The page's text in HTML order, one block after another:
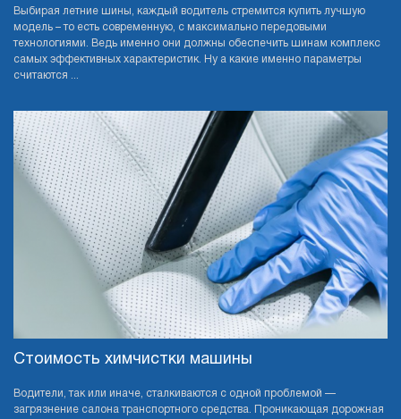
Выбирая летние шины, каждый водитель стремится купить лучшую
модель – то есть современную, с максимально передовыми
технологиями. Ведь именно они должны обеспечить шинам комплекс
самых эффективных характеристик. Ну а какие именно параметры
считаются ...
Стоимость химчистки машины
Водители, так или иначе, сталкиваются с одной проблемой —
загрязнение салона транспортного средства. Проникающая дорожная